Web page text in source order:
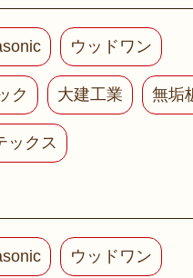
ウッドワン
ク 大建工業 無垢
ックス
ウッドワン